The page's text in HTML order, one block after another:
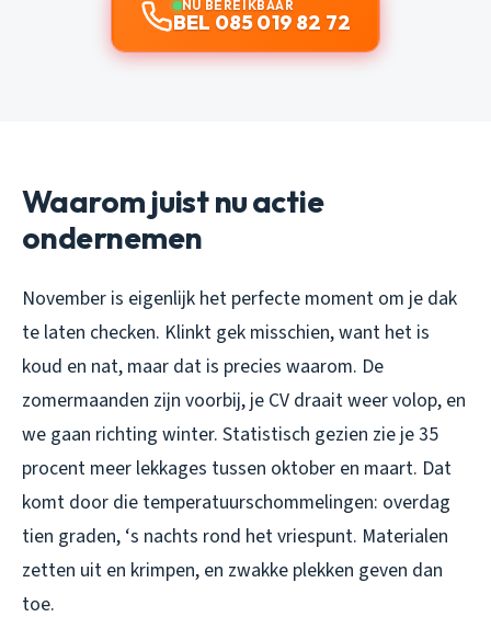
NU BEREIKBAAR
BEL 085 019 82 72
Waarom juist nu actie
ondernemen
November is eigenlijk het perfecte moment om je dak
te laten checken. Klinkt gek misschien, want het is
koud en nat, maar dat is precies waarom. De
zomermaanden zijn voorbij, je CV draait weer volop, en
we gaan richting winter. Statistisch gezien zie je 35
procent meer lekkages tussen oktober en maart. Dat
komt door die temperatuurschommelingen: overdag
tien graden, ‘s nachts rond het vriespunt. Materialen
zetten uit en krimpen, en zwakke plekken geven dan
toe.